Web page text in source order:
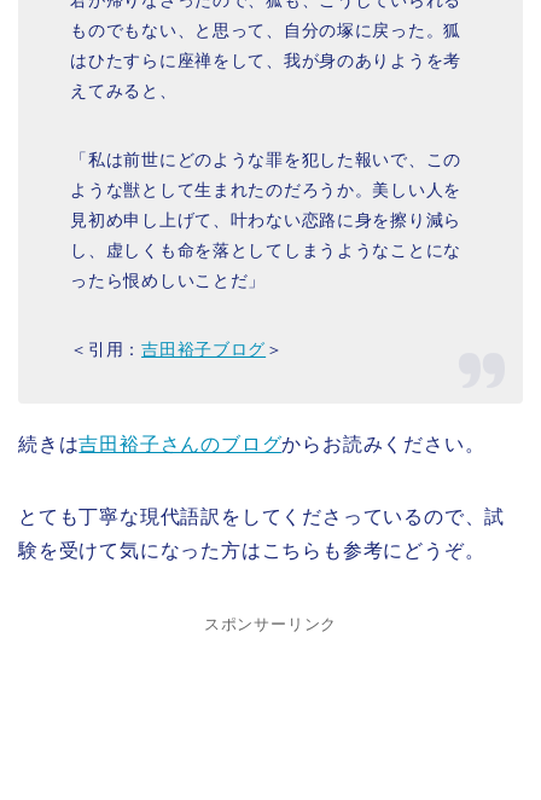
ものでもない、と思って、自分の塚に戻った。狐
はひたすらに座禅をして、我が身のありようを考
えてみると、
「私は前世にどのような罪を犯した報いで、この
ような獣として生まれたのだろうか。美しい人を
見初め申し上げて、叶わない恋路に身を擦り減ら
し、虚しくも命を落としてしまうようなことにな
ったら恨めしいことだ」
＜引用：吉田裕子ブログ ＞
続きは吉田裕子さんのブログからお読みください。
とても丁寧な現代語訳をしてくださっているので、試
験を受けて気になった方はこちらも参考にどうぞ。
スポンサーリンク